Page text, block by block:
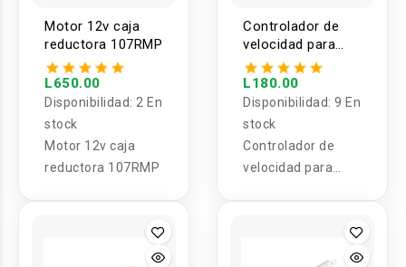
Motor 12v caja
reductora 107RMP
L650.00
Disponibilidad: 2 En
stock
Motor 12v caja
reductora 107RMP
Controlador de
velocidad para
ventilador 900W
L180.00
Disponibilidad: 9 En
stock
Controlador de
velocidad para